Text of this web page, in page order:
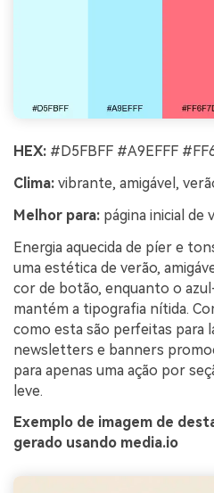
HEX: #D5FBFF #A9EFFF
Clima: vibrante, amigável,
Melhor para: página inicial de
Energia aquecida de píer e
uma estética de verão,
cor de botão, enquanto o
mantém a tipografia nítida.
como esta são perfeitas para
newsletters e banners
para apenas uma ação por
leve.
Exemplo de imagem de
gerado usando media.io